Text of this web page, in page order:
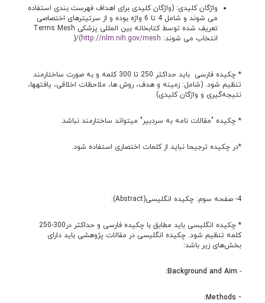
واژگان کلیدی: (واژگان کلیدی برای اهداف فهرست بندی استفاده
می شوند و شامل 4 تا 6 واژه بوده و از سرتیترهای اختصاصی
تعریف شده توسط کتابخانه بین المللی پزشکی Terms Mesh
انتخاب می شوند: http://nlm.nih.gov/mesh)/
(
* چکيده فارسی باید حداکثر 250 تا 300 کلمه و به صورت ساختارمند
تنظیم شود. (شامل: زمينه و هدف، روش ها‌، ملاحظات اخلاقی، یافته­ها،
نتيجه‌گيری و واژگان کليدی)
* چکیده "مقالات نامه به سردبیر" می­تواند ساختارمند نباشد.
*در چکیده ترجیحا نباید از کلمات اختصاری استفاده شود.
4- صفحه سوم: چکیده انگلیسی(Abstract):
* چکيده انگليسی بايد مطابق با چکيده فارسی و حداکثر در300-250
کلمه تنظیم شود. چکیده انگلیسی در مقالات پژوهشی باید دارای
بخش‌های زیر باشد:
-
Background and Aim
:
-
Methods
: